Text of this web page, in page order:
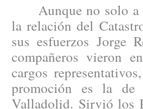
Aunque no solo a
la relación del
sus esfuerzos Jorge
compañeros vieron
cargos
promoción es la de
Valladolid. Sirvió los